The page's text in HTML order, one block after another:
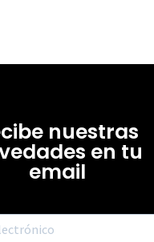
nuestras
en tu
email